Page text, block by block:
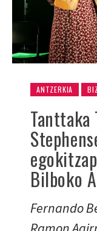
ANTZERKIA
Tanttaka
Bilboko
Fernando